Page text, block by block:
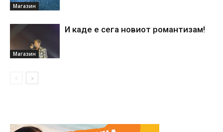
Магазин
Магазин
И каде е сега новиот романтизам!